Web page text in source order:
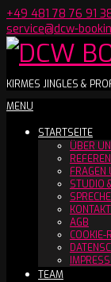
Skip
to
content
+49 481 78 76 91
service@dcw-
DCW
KIRMES JINGLES &
Secondary
Menu
MENU
STARTSEITE
ÜBER
FRAGEN
STUDIO
KONTAKT
AGB
COOKIE-
TEAM